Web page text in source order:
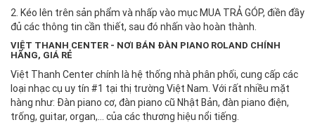
2. Kéo lên trên sản phẩm và nhấp vào mục MUA TRẢ GÓP, điền đầy
đủ các thông tin cần thiết, sau đó nhấn vào hoàn thành.
VIỆT THANH CENTER - NƠI BÁN ĐÀN PIANO ROLAND CHÍNH
HÃNG, GIÁ RẺ
Việt Thanh Center chính là hệ thống nhà phân phối, cung cấp các
loại nhạc cụ uy tín #1 tại thị trường Việt Nam. Với rất nhiều mặt
hàng như: Đàn piano cơ, đàn piano cũ Nhật Bản, đàn piano điện,
trống, guitar, organ,... của các thương hiệu nổi tiếng.